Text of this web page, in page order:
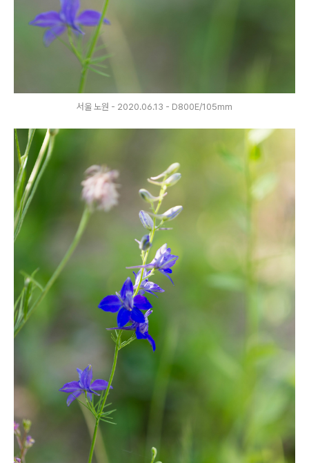
서울 노원 - 2020.06.13 - D800E/105mm